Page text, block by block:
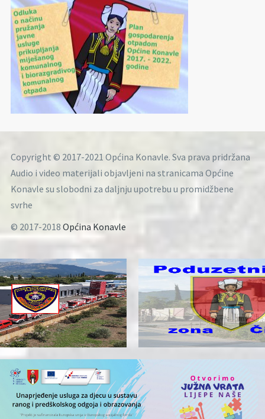
Copyright © 2017-2021 Općina Konavle. Sva prava pridržana
Audio i video materijali objavljeni na stranicama Općine
Konavle su slobodni za daljnju upotrebu u promidžbene
svrhe
© 2017-2018 Općina Konavle